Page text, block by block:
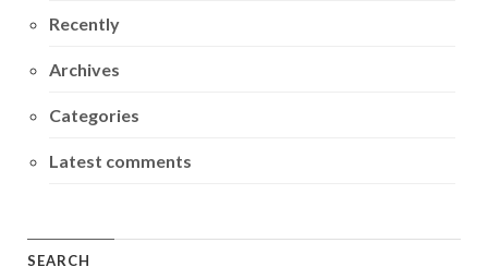
Recently
Archives
Categories
Latest comments
SEARCH